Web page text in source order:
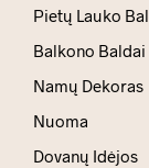
Pietų Lauko
Balkono Baldai
Namų Dekoras
Nuoma
Dovanų Idėjos